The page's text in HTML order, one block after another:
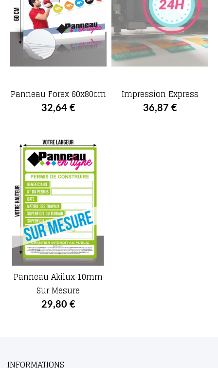
Panneau Forex 60x80cm
32,64 €
Impression Express
36,87 €
Panneau Akilux 10mm
Sur Mesure
29,80 €
INFORMATIONS